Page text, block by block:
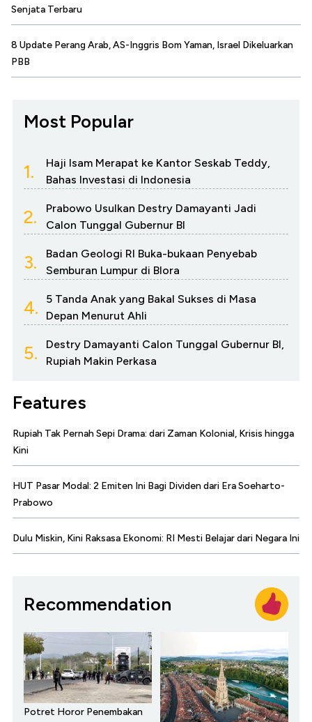
Senjata Terbaru
8 Update Perang Arab, AS-Inggris Bom Yaman, Israel Dikeluarkan
PBB
Most Popular
1.
Haji Isam Merapat ke Kantor Seskab Teddy,
Bahas Investasi di Indonesia
2.
Prabowo Usulkan Destry Damayanti Jadi
Calon Tunggal Gubernur BI
3.
Badan Geologi RI Buka-bukaan Penyebab
Semburan Lumpur di Blora
4.
5 Tanda Anak yang Bakal Sukses di Masa
Depan Menurut Ahli
5.
Destry Damayanti Calon Tunggal Gubernur BI,
Rupiah Makin Perkasa
Features
Rupiah Tak Pernah Sepi Drama: dari Zaman Kolonial, Krisis hingga
Kini
HUT Pasar Modal: 2 Emiten Ini Bagi Dividen dari Era Soeharto-
Prabowo
Dulu Miskin, Kini Raksasa Ekonomi: RI Mesti Belajar dari Negara Ini
Recommendation
Potret Horor Penembakan